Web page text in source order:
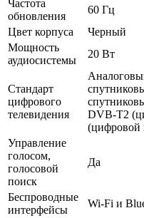
Частота
обновления
60 Гц
Цвет корпуса
Черный
Мощность
аудиосистемы
20 Вт
Стандарт
цифрового
телевидения
DVB-T2
(цифровой
Управление
голосом,
голосовой
поиск
Да
Беспроводные
интерфейсы
Wi-Fi и